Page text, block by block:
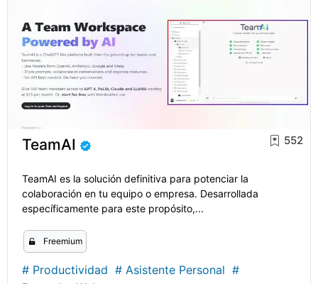
TeamAI 552
TeamAI es la solución definitiva para potenciar la
colaboración en tu equipo o empresa. Desarrollada
específicamente para este propósito,...
Freemium
# Productividad # Asistente Personal #